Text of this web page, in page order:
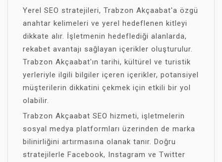
Yerel SEO stratejileri, Trabzon Akçaabat'a özgü
anahtar kelimeleri ve yerel hedeflenen kitleyi
dikkate alır. İşletmenin hedeflediği alanlarda,
rekabet avantajı sağlayan içerikler oluşturulur.
Trabzon Akçaabat'ın tarihi, kültürel ve turistik
yerleriyle ilgili bilgiler içeren içerikler, potansiyel
müşterilerin dikkatini çekmek için etkili bir yol
olabilir.
Trabzon Akçaabat SEO hizmeti, işletmelerin
sosyal medya platformları üzerinden de marka
bilinirliğini artırmasına olanak tanır. Doğru
stratejilerle Facebook, Instagram ve Twitter